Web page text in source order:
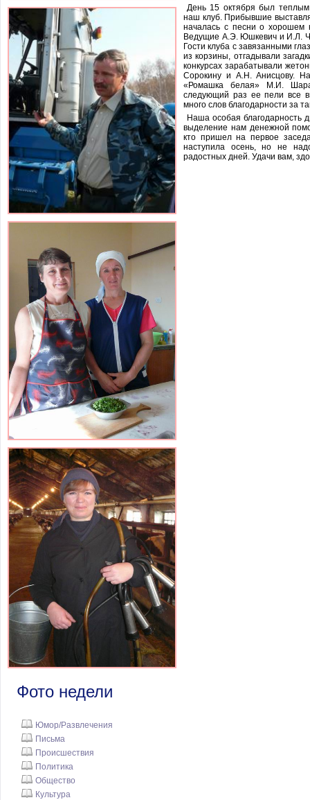
Фото недели
Юмор/Развлечения
Письма
Происшествия
Политика
Общество
Культура
День 15 октября был
наш клуб. Прибывшие
началась с песни о хорошем
Ведущие А.Э. Юшкевич и И.Л.
Гости клуба с завязанными
из корзины, отгадывали
конкурсах зарабатывали
Сорокину и А.Н. Анисцову.
«Ромашка белая» М.И.
следующий раз ее пели все
много слов благодарности за
Наша особая благодарность
выделение нам денежной
кто пришел на первое
наступила осень, но не
радостных дней. Удачи вам,